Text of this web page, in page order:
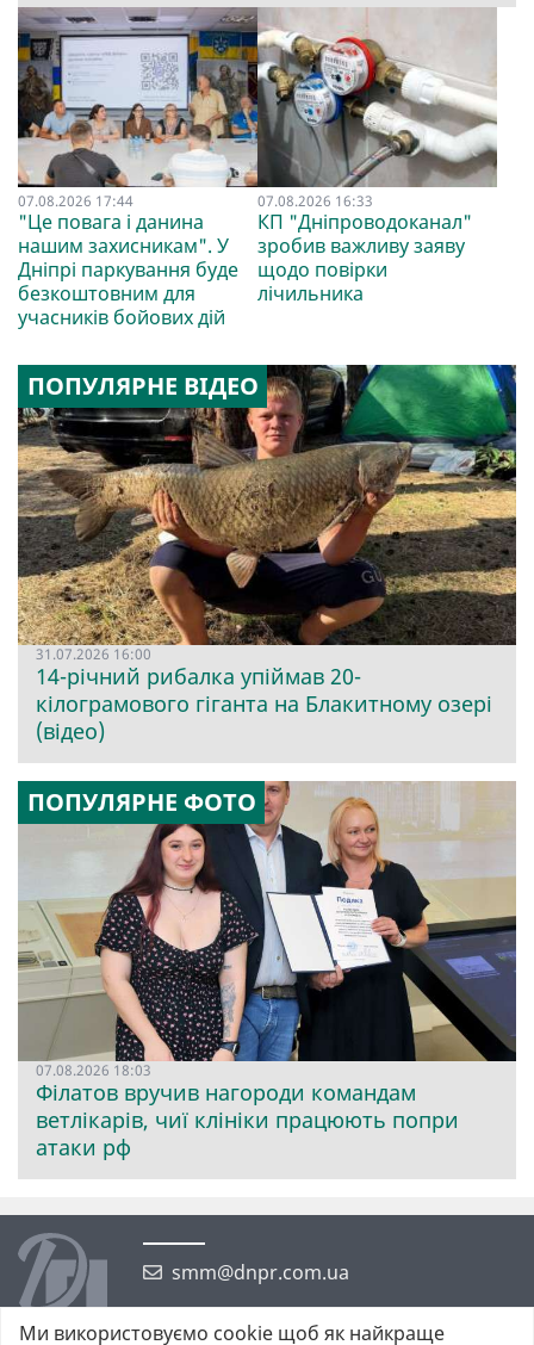
07.08.2026 17:44
"Це повага і данина
нашим захисникам". У
Дніпрі паркування буде
безкоштовним для
учасників бойових дій
07.08.2026 16:33
КП "Дніпроводоканал"
зробив важливу заяву
щодо повірки
лічильника
ПОПУЛЯРНЕ ВІДЕО
31.07.2026 16:00
14-річний рибалка упіймав 20-
кілограмового гіганта на Блакитному озері
(відео)
ПОПУЛЯРНЕ ФОТО
07.08.2026 18:03
Філатов вручив нагороди командам
ветлікарів, чиї клініки працюють попри
атаки рф
smm@dnpr.com.ua
Ми використовуємо cookie щоб як найкраще